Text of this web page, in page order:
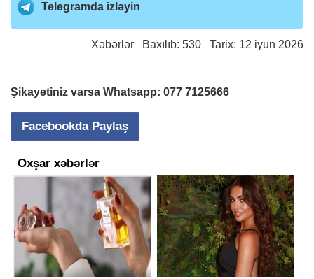
Telegramda izləyin
Xəbərlər Baxılıb: 530 Tarix: 12 iyun 2026
Şikayətiniz varsa Whatsapp: 077 7125666
Facebookda Paylaş
Oxşar xəbərlər